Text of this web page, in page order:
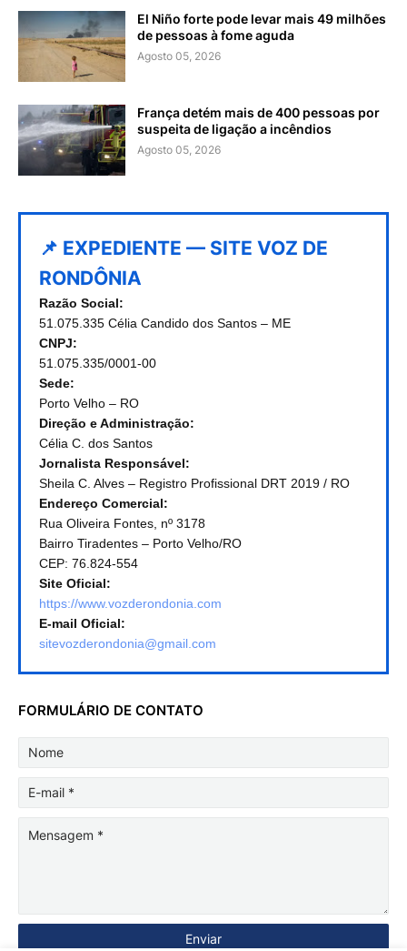
El Niño forte pode levar mais 49 milhões
de pessoas à fome aguda
Agosto 05, 2026
França detém mais de 400 pessoas por
suspeita de ligação a incêndios
Agosto 05, 2026
📌 EXPEDIENTE — SITE VOZ DE
RONDÔNIA
Razão Social:
51.075.335 Célia Candido dos Santos – ME
CNPJ:
51.075.335/0001-00
Sede:
Porto Velho – RO
Direção e Administração:
Célia C. dos Santos
Jornalista Responsável:
Sheila C. Alves – Registro Profissional DRT 2019 / RO
Endereço Comercial:
Rua Oliveira Fontes, nº 3178
Bairro Tiradentes – Porto Velho/RO
CEP: 76.824-554
Site Oficial:
https://www.vozderondonia.com
E-mail Oficial:
sitevozderondonia@gmail.com
FORMULÁRIO DE CONTATO